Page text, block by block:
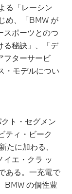
る「レーシン
め、「BMW が
スポーツとのつ
る秘訣」、「デ
フターサービ
・モデルについ
ト・セグメン
ティ・ビーク
たに加わる、
イエ・クラ ッ
ある。一充電で
BMW の個性豊